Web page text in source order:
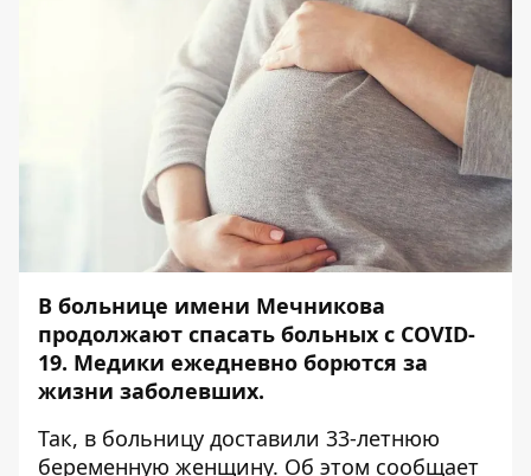
В больнице имени Мечникова
продолжают спасать больных с COVID-
19. Медики ежедневно борются за
жизни заболевших.
Так, в больницу доставили 33-летнюю
беременную женщину. Об этом сообщает